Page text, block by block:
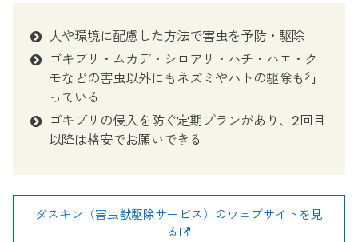
人や環境に配慮した方法で害虫を予防・駆除
ゴキブリ・ムカデ・シロアリ・ハチ・ハエ・ク
モなどの害虫以外にもネズミやハトの駆除も行
っている
ゴキブリの侵入を防ぐ定期プランがあり、2回目
以降は格安でお願いできる
ダスキン（害虫獣駆除サービス）のウェブサイトを見
る